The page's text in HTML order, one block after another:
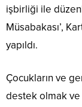
işbirliği ile
Müsabakası’,
yapıldı.
Çocukların ve
destek olmak ve